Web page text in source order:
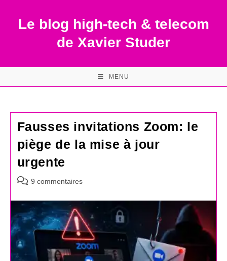
contentLe blog high-tech & telecom
de Xavier Studer
MENU
Fausses invitations Zoom: le
piège de la mise à jour
urgente
Commentaires
la
publication :
9 commentaires